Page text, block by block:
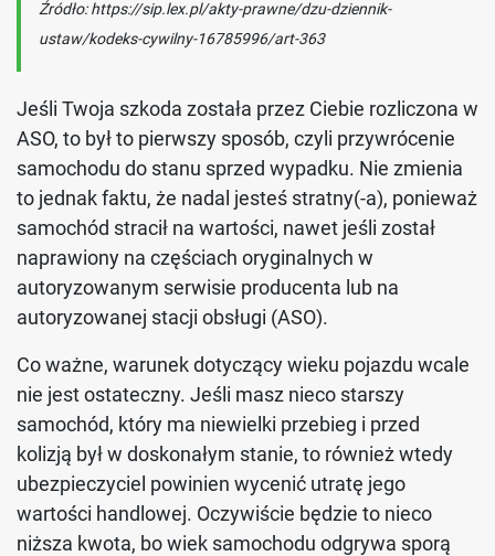
Źródło: https://sip.lex.pl/akty-prawne/dzu-dziennik-
ustaw/kodeks-cywilny-16785996/art-363
Jeśli Twoja szkoda została przez Ciebie rozliczona w
ASO, to był to pierwszy sposób, czyli przywrócenie
samochodu do stanu sprzed wypadku. Nie zmienia
to jednak faktu, że nadal jesteś stratny(-a), ponieważ
samochód stracił na wartości, nawet jeśli został
naprawiony na częściach oryginalnych w
autoryzowanym serwisie producenta lub na
autoryzowanej stacji obsługi (ASO).
Co ważne, warunek dotyczący wieku pojazdu wcale
nie jest ostateczny. Jeśli masz nieco starszy
samochód, który ma niewielki przebieg i przed
kolizją był w doskonałym stanie, to również wtedy
ubezpieczyciel powinien wycenić utratę jego
wartości handlowej. Oczywiście będzie to nieco
niższa kwota, bo wiek samochodu odgrywa sporą